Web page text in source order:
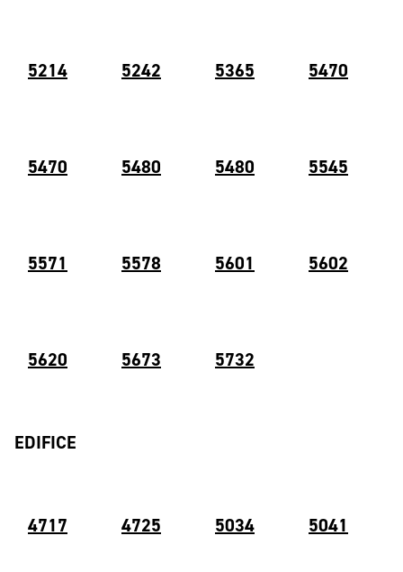
5214 5242 5365 5470
5470 5480 5480 5545
5571 5578 5601 5602
5620 5673 5732
EDIFICE
4717 4725 5034 5041